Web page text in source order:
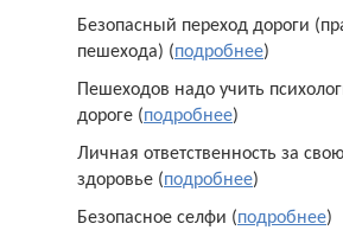
Безопасный переход дороги
пешехода) (подробнее)
Пешеходов надо учить
дороге (подробнее)
Личная ответственность за
здоровье (подробнее)
Безопасное селфи (подробнее)